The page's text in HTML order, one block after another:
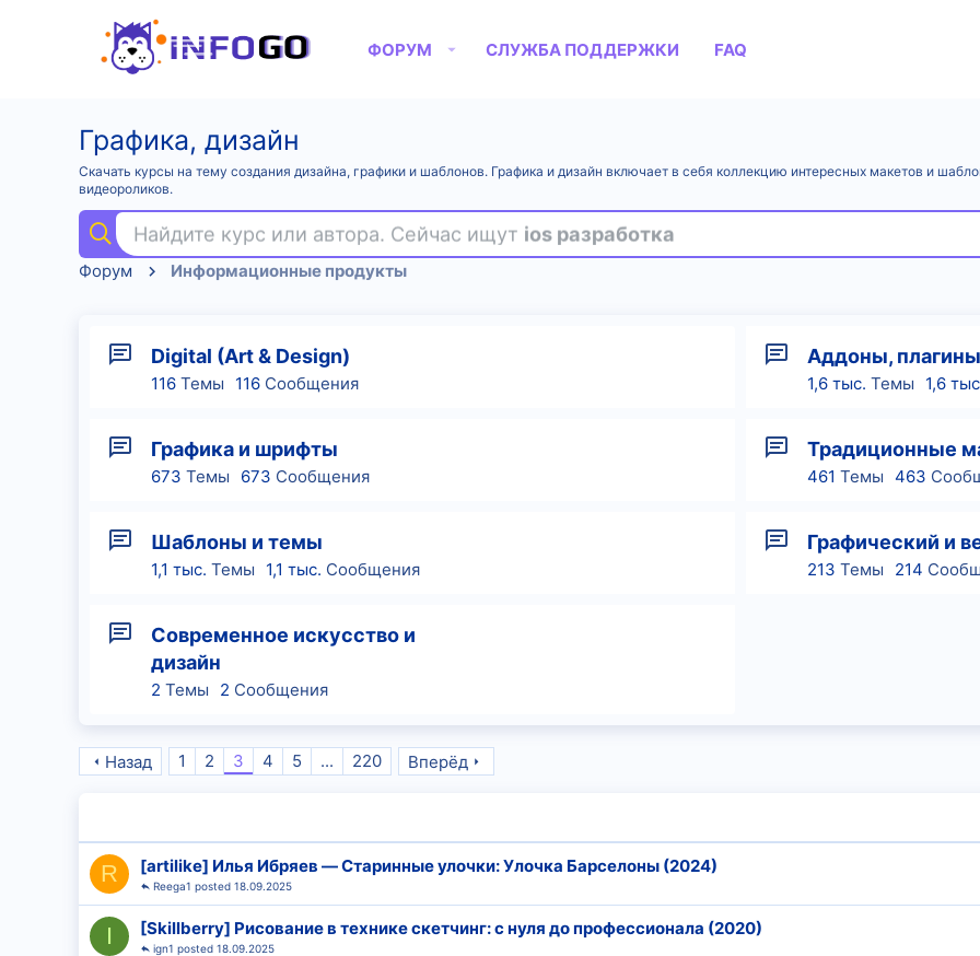
ФОРУМ СЛУЖБА ПОДДЕРЖКИ FAQ
Графика, дизайн
Скачать курсы на тему создания дизайна, графики и шаблонов. Графика и дизайн включает в себя коллекцию интересных макетов и
видеороликов.
Найдите курс или автора. Сейчас ищут ios разработка
Форум
Информационные продукты
Digital (Art & Design)
116 Темы 116 Сообщения
Аддоны, плагины
1,6 тыс. Темы 1,6
Графика и шрифты
673 Темы 673 Сообщения
Традиционные
461 Темы 463
Шаблоны и темы
1,1 тыс. Темы 1,1 тыс. Сообщения
Графический и
213 Темы 214
Современное искусство и
дизайн
2 Темы 2 Сообщения
Назад 1 2 3 4 5 ... 220 Вперёд
R [artilike] Илья Ибряев ― Старинные улочки: Улочка Барселоны (2024)
18.09.2025
Reega1
I [Skillberry] Рисование в технике скетчинг: с нуля до профессионала (2020)
18.09.2025
ign1